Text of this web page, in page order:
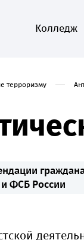
Колледж
терроризму
ФСБ России